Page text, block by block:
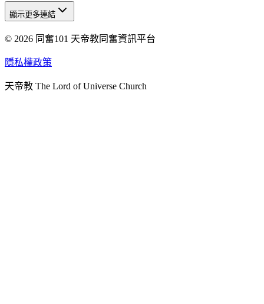
天人研究總院
天人研究學院
天人炁功院
顯示更多連結
© 2026 同奮101 天帝教同奮資訊平台
隱私權政策
天帝教 The Lord of Universe Church